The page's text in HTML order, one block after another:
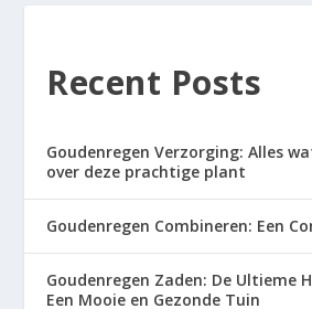
Recent Posts
Goudenregen Verzorging: Alles
over deze prachtige plant
Goudenregen Combineren: Een
Goudenregen Zaden: De Ultieme
Een Mooie en Gezonde Tuin